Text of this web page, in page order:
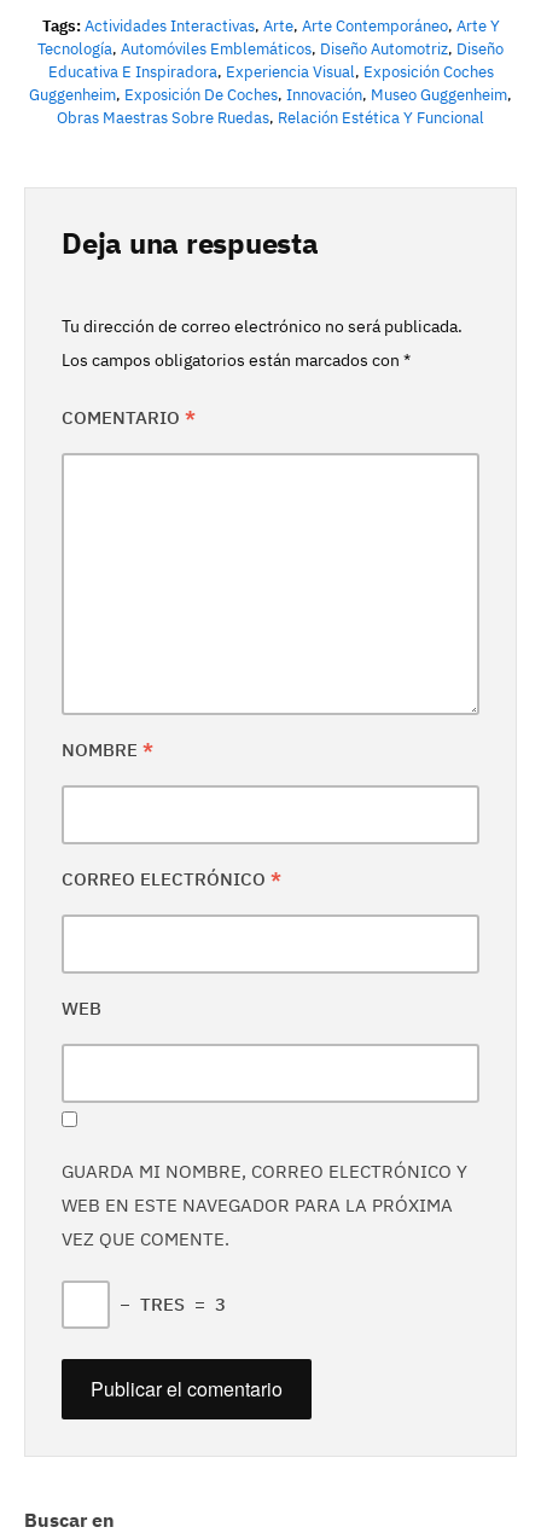
Buscar en
Tags: Actividades Interactivas, Arte, Arte Contemporáneo, Arte Y
Tecnología, Automóviles Emblemáticos, Diseño Automotriz, Diseño
Educativa E Inspiradora, Experiencia Visual, Exposición Coches
Guggenheim, Exposición De Coches, Innovación, Museo Guggenheim,
Obras Maestras Sobre Ruedas, Relación Estética Y Funcional
Deja una respuesta
Tu dirección de correo electrónico no será publicada.
Los campos obligatorios están marcados con *
COMENTARIO *
NOMBRE *
CORREO ELECTRÓNICO *
WEB
GUARDA MI NOMBRE, CORREO ELECTRÓNICO Y
WEB EN ESTE NAVEGADOR PARA LA PRÓXIMA
VEZ QUE COMENTE.
− TRES = 3